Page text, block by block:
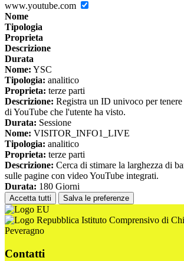
www.youtube.com
Nome
Tipologia
Proprieta
Descrizione
Durata
Nome: YSC
Tipologia: analitico
Proprieta: terze parti
Descrizione: Registra un ID univoco per
di YouTube che l'utente ha visto.
Durata: Sessione
Nome: VISITOR_INFO1_LIVE
Tipologia: analitico
Proprieta: terze parti
Descrizione: Cerca di stimare la larghezza di
sulle pagine con video YouTube integrati.
Durata: 180 Giorni
Accetta tutti Salva le preferenze
Istituto Comprensivo di
Peveragno
Contatti